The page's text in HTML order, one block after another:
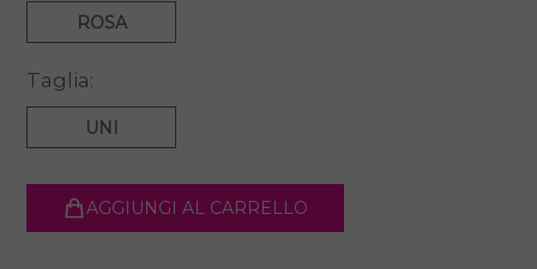
ROSA
Taglia:
UNI
AGGIUNGI AL CARRELLO